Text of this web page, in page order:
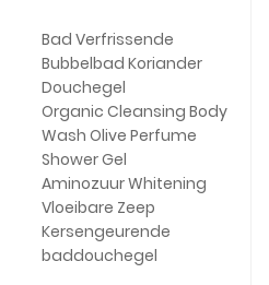
Bad Verfrissende
Bubbelbad Koriander
Douchegel
Organic Cleansing Body
Wash Olive Perfume
Shower Gel
Aminozuur Whitening
Vloeibare Zeep
Kersengeurende
baddouchegel